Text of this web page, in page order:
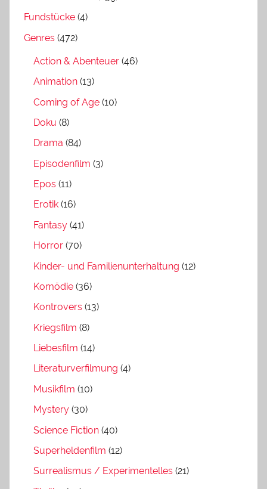
Fundstücke (4)
Genres (472)
Action & Abenteuer (46)
Animation (13)
Coming of Age (10)
Doku (8)
Drama (84)
Episodenfilm (3)
Epos (11)
Erotik (16)
Fantasy (41)
Horror (70)
Kinder- und Familienunterhaltung (12)
Komödie (36)
Kontrovers (13)
Kriegsfilm (8)
Liebesfilm (14)
Literaturverfilmung (4)
Musikfilm (10)
Mystery (30)
Science Fiction (40)
Superheldenfilm (12)
Surrealismus / Experimentelles (21)